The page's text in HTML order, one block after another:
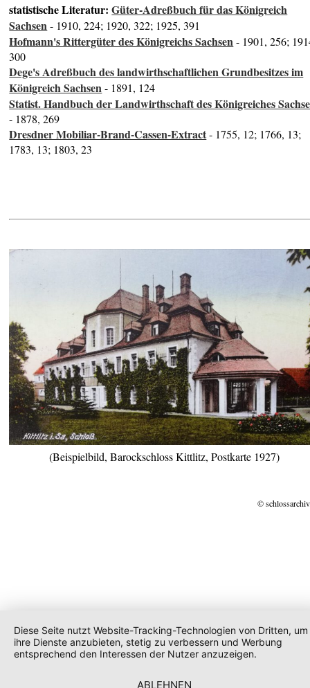
statistische Literatur:Güter-Adreßbuch für das Königreich
Sachsen- 1910, 224; 1920, 322; 1925, 391
Hofmann's Rittergüter des Königreichs Sachsen- 1901, 256;
300
Dege's Adreßbuch des landwirthschaftlichen Grundbesitzes im
Königreich Sachsen- 1891, 124
Statist. Handbuch der Landwirthschaft des Königreiches
- 1878, 269
Dresdner Mobiliar-Brand-Cassen-Extract- 1755, 12; 1766, 13;
1783, 13; 1803, 23
(Beispielbild, Barockschloss Kittlitz, Postkarte 1927)
©
Diese Seite nutzt Website-Tracking-Technologien von Dritten, um
ihre Dienste anzubieten, stetig zu verbessern und Werbung
entsprechend den Interessen der Nutzer anzuzeigen.
ABLEHNEN